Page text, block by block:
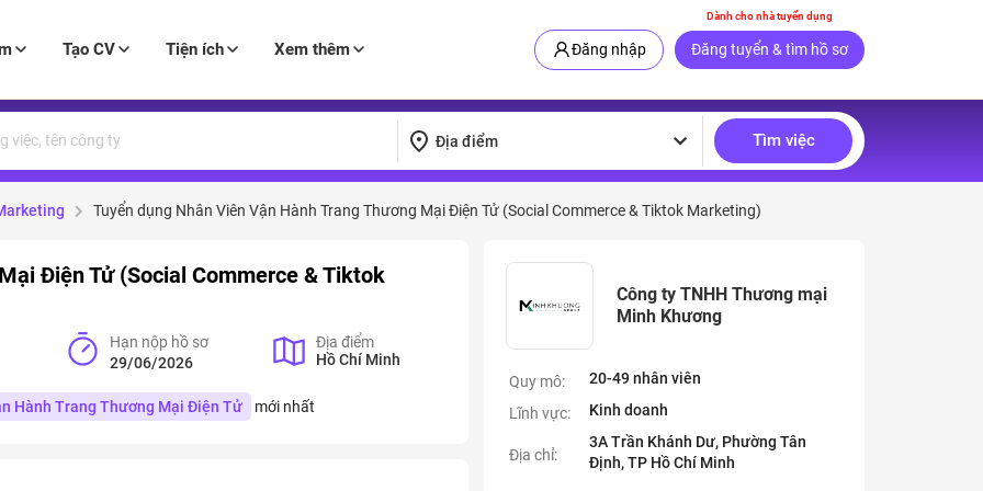
Dành cho nhà tuyển dụng
Tạo CV Tiện ích Xem thêm Đăng nhập Đăng tuyển & tìm hồ sơ
Địa điểm Tìm việc
Tuyển dụng Nhân Viên Vận Hành Trang Thương Mại Điện Tử (Social Commerce & Tiktok Marketing)
Điện Tử (Social Commerce & Tiktok
Hạn nộp hồ sơ
29/06/2026
Địa điểm
Hồ Chí Minh
Hành Trang Thương Mại Điện Tử mới nhất
Công ty TNHH Thương mại
Minh Khương
Quy mô:
20-49 nhân viên
Lĩnh vực:
Kinh doanh
Địa chỉ:
3A Trần Khánh Dư, Phường Tân
Định, TP Hồ Chí Minh